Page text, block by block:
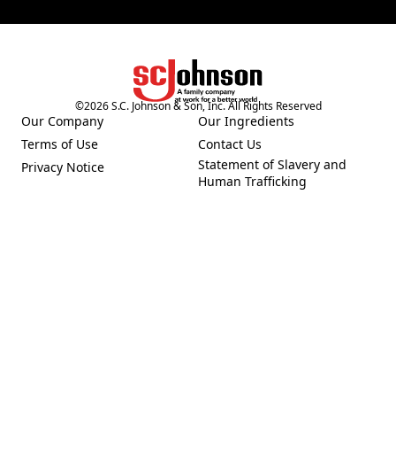
©2026S.C. Johnson & Son, Inc. All Rights Reserved
Our Company
(Opens in a new tab)
Terms of Use
(Opens in a new tab)
Privacy Notice
(Opens in a new tab)
Our Ingredients
(Opens in a new tab)
Contact Us
(Opens in a new tab)
Statement of Slavery and
Human Trafficking
(Opens in a new tab)